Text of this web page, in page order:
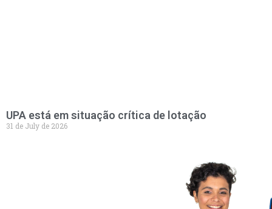
UPA está em situação crítica de lotação
31 de July de 2026